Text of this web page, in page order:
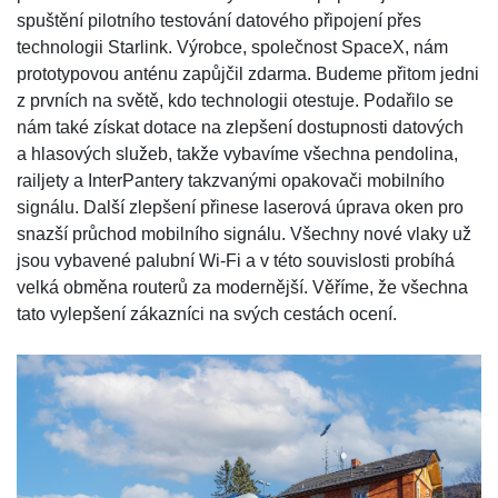
spuštění pilotního testování datového připojení přes
technologii Starlink. Výrobce, společnost SpaceX, nám
prototypovou anténu zapůjčil zdarma. Budeme přitom jedni
z prvních na světě, kdo technologii otestuje. Podařilo se
nám také získat dotace na zlepšení dostupnosti datových
a hlasových služeb, takže vybavíme všechna pendolina,
railjety a InterPantery takzvanými opakovači mobilního
signálu. Další zlepšení přinese laserová úprava oken pro
snazší průchod mobilního signálu. Všechny nové vlaky už
jsou vybavené palubní Wi-Fi a v této souvislosti probíhá
velká obměna routerů za modernější. Věříme, že všechna
tato vylepšení zákazníci na svých cestách ocení.